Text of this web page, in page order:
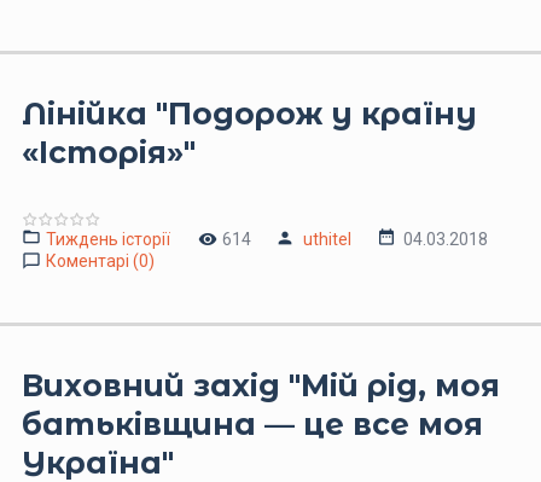
Лінійка "Подорож у країну
«Історія»"
Тиждень історії 614 uthitel
04.03.2018
Коментарі (0)
Виховний захід "Мій рід, моя
батьківщина — це все моя
Україна"